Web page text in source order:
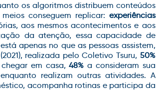
os algoritmos distribuem conteúdos
conseguem replicar: experiências
aos mesmos acontecimentos e aos
da atenção, essa capacidade de
apenas no que as pessoas assistem,
realizada pelo Coletivo Tsuru, 50%
chegar em casa,48% a consideram sua
realizam outras atividades. A
acompanha rotinas e participa da